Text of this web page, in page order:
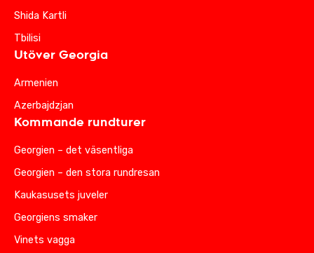
Shida Kartli
Tbilisi
Utöver Georgia
Armenien
Azerbajdzjan
Kommande rundturer
Georgien – det väsentliga
Georgien – den stora rundresan
Kaukasusets juveler
Georgiens smaker
Vinets vagga